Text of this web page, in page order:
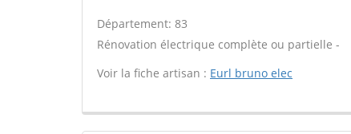
Département: 83
Rénovation électrique complète ou partielle -
Voir la fiche artisan : Eurl bruno elec